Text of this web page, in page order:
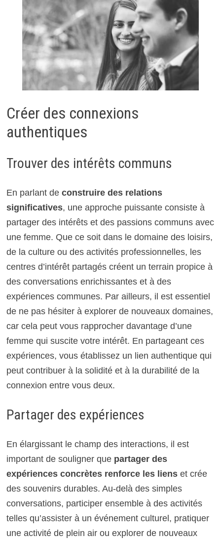
Créer des connexions
authentiques
Trouver des intérêts communs
En parlant de construire des relations
significatives, une approche puissante consiste à
partager des intérêts et des passions communs avec
une femme. Que ce soit dans le domaine des loisirs,
de la culture ou des activités professionnelles, les
centres d’intérêt partagés créent un terrain propice à
des conversations enrichissantes et à des
expériences communes. Par ailleurs, il est essentiel
de ne pas hésiter à explorer de nouveaux domaines,
car cela peut vous rapprocher davantage d’une
femme qui suscite votre intérêt. En partageant ces
expériences, vous établissez un lien authentique qui
peut contribuer à la solidité et à la durabilité de la
connexion entre vous deux.
Partager des expériences
En élargissant le champ des interactions, il est
important de souligner que partager des
expériences concrètes renforce les lienset crée
des souvenirs durables. Au-delà des simples
conversations, participer ensemble à des activités
telles qu’assister à un événement culturel, pratiquer
une activité de plein air ou explorer de nouveaux